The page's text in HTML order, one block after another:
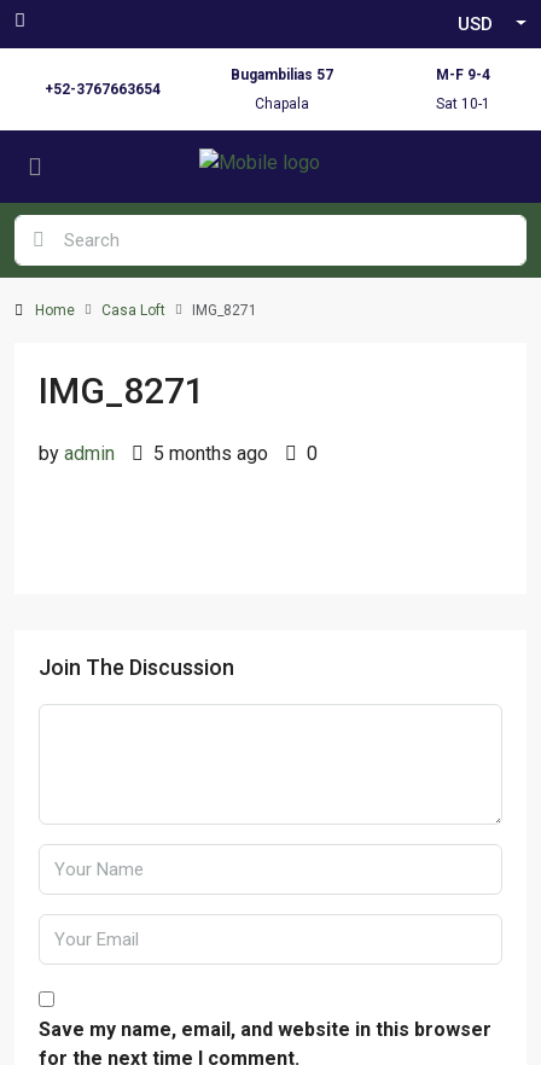
USD
+52-3767663654
Bugambilias 57
Chapala
M-F 9-4
Sat 10-1
Home Casa Loft IMG_8271
IMG_8271
by admin 5 months ago 0
Join The Discussion
Save my name, email, and website in this browser
for the next time I comment.